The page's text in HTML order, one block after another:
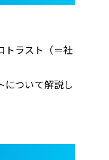
トラスト（＝社
について解説し